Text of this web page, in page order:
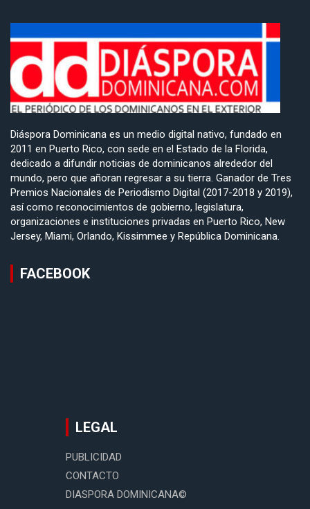
Diáspora Dominicana es un medio digital nativo, fundado en
2011 en Puerto Rico, con sede en el Estado de la Florida,
dedicado a difundir noticias de dominicanos alrededor del
mundo, pero que añoran regresar a su tierra. Ganador de Tres
Premios Nacionales de Periodismo Digital (2017-2018 y 2019),
así como reconocimientos de gobierno, legislatura,
organizaciones e instituciones privadas en Puerto Rico, New
Jersey, Miami, Orlando, Kissimmee y República Dominicana.
FACEBOOK
LEGAL
PUBLICIDAD
CONTACTO
DIASPORA DOMINICANA©